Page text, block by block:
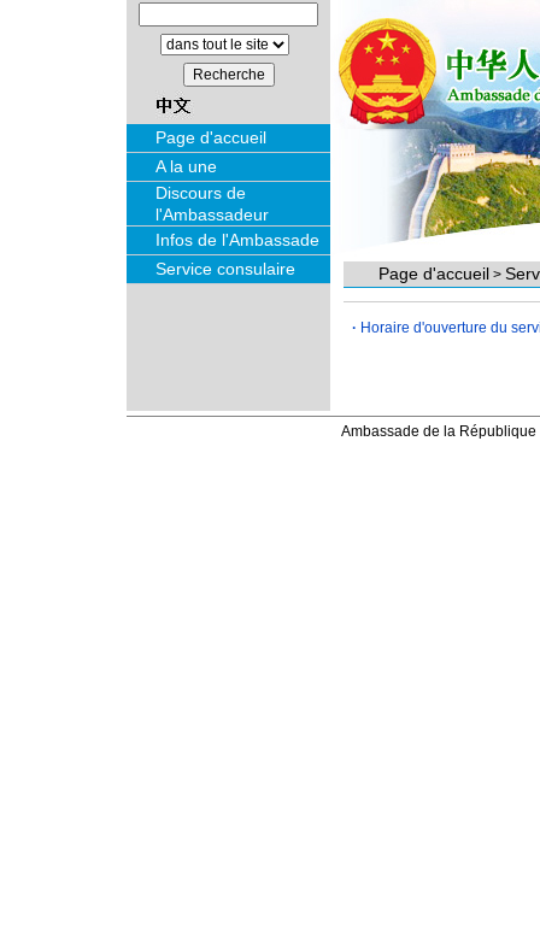
Page d'accueil
A la une
Discours de
l'Ambassadeur
Infos de l'Ambassade
Service consulaire
Page d'accueil >
· Horaire d'ouverture du
Ambassade de la